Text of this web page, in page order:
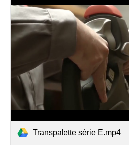
Transpalette série E.mp4